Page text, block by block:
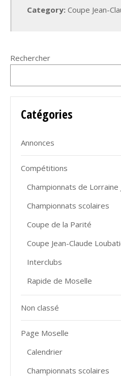
Category: Coupe Jean-
Rechercher
Catégories
Annonces
Compétitions
Championnats de Lorraine
Championnats scolaires
Coupe de la Parité
Coupe Jean-Claude
Interclubs
Rapide de Moselle
Non classé
Page Moselle
Calendrier
Championnats scolaires